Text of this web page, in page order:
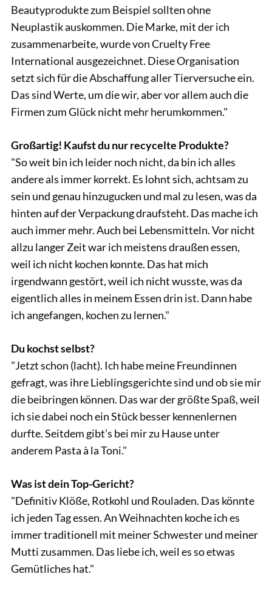
Beautyprodukte zum Beispiel sollten ohne
Neuplastik auskommen. Die Marke, mit der ich
zusammenarbeite, wurde von Cruelty Free
International ausgezeichnet. Diese Organisation
setzt sich für die Abschaffung aller Tierversuche ein.
Das sind Werte, um die wir, aber vor allem auch die
Firmen zum Glück nicht mehr herumkommen."
Großartig! Kaufst du nur recycelte Produkte?
"So weit bin ich leider noch nicht, da bin ich alles
andere als immer korrekt. Es lohnt sich, achtsam zu
sein und genau hinzugucken und mal zu lesen, was da
hinten auf der Verpackung draufsteht. Das mache ich
auch immer mehr. Auch bei Lebensmitteln. Vor nicht
allzu langer Zeit war ich meistens draußen essen,
weil ich nicht kochen konnte. Das hat mich
irgendwann gestört, weil ich nicht wusste, was da
eigentlich alles in meinem Essen drin ist. Dann habe
ich angefangen, kochen zu lernen."
Du kochst selbst?
"Jetzt schon (lacht). Ich habe meine Freundinnen
gefragt, was ihre Lieblingsgerichte sind und ob sie mir
die beibringen können. Das war der größte Spaß, weil
ich sie dabei noch ein Stück besser kennenlernen
durfte. Seitdem gibt’s bei mir zu Hause unter
anderem Pasta à la Toni."
Was ist dein Top-Gericht?
"Definitiv Klöße, Rotkohl und Rouladen. Das könnte
ich jeden Tag essen. An Weihnachten koche ich es
immer traditionell mit meiner Schwester und meiner
Mutti zusammen. Das liebe ich, weil es so etwas
Gemütliches hat."